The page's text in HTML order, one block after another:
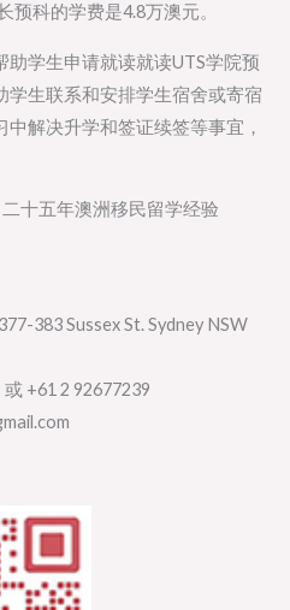
预科的学费是4.8万澳元。
学生申请就读就读UTS学院预
学生联系和安排学生宿舍或寄宿
解决升学和签证续签等事宜，
十五年澳洲移民留学经验
383 Sussex St. Sydney NSW
+61 2 92677239